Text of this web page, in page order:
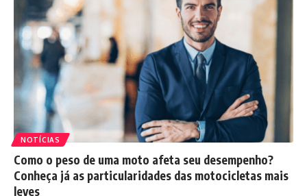
NOTÍCIAS
Como o peso de uma moto afeta seu desempenho?
Conheça já as particularidades das motocicletas mais
leves